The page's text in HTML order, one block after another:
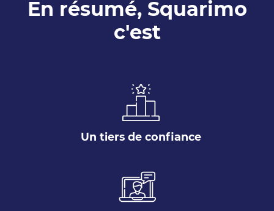
En résumé, Squarimo
c'est
Un tiers de confiance